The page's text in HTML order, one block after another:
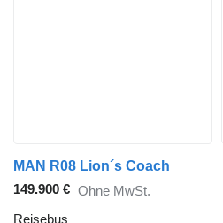
MAN R08 Lion´s Coach
149.900 € Ohne MwSt.
Reisebus